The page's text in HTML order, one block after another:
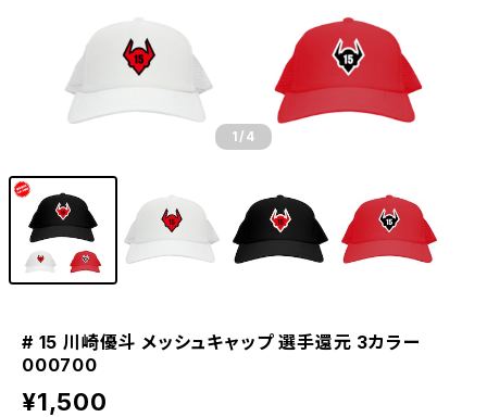
1 /4
# 15 川崎優斗 メッシュキャップ 選手還元 3カラー
000700
¥1,500